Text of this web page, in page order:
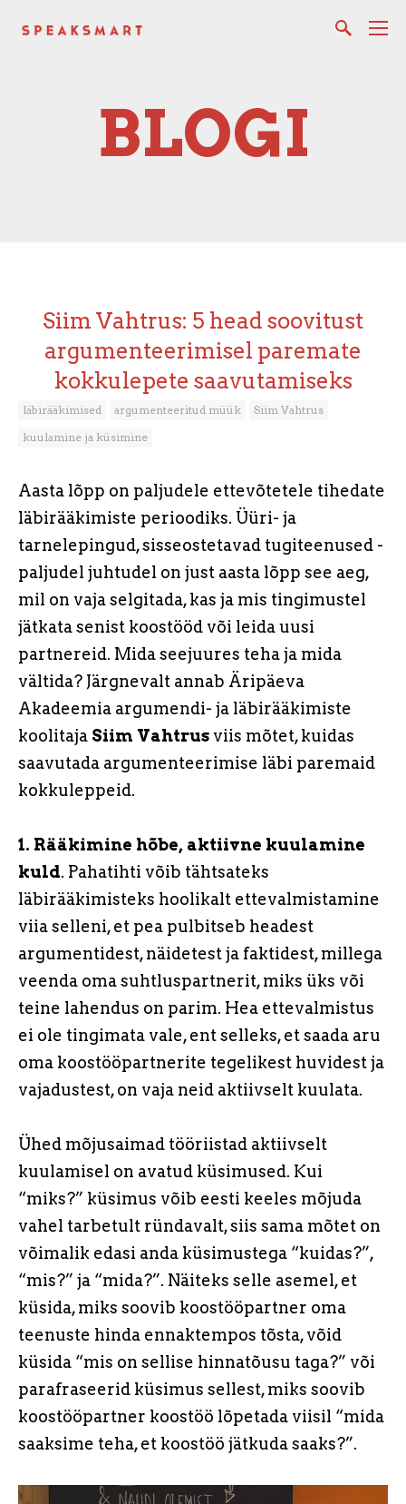
BLOGI
Siim Vahtrus: 5 head soovitust
argumenteerimisel paremate
kokkulepete saavutamiseks
läbirääkimised argumenteeritud müük
Siim Vahtrus
kuulamine ja küsimine
Aasta lõpp on paljudele ettevõtetele tihedate
läbirääkimiste perioodiks. Üüri- ja
tarnelepingud, sisseostetavad tugiteenused -
paljudel juhtudel on just aasta lõpp see aeg,
mil on vaja selgitada, kas ja mis tingimustel
jätkata senist koostööd või leida uusi
partnereid. Mida seejuures teha ja mida
vältida? Järgnevalt annab Äripäeva
Akadeemia argumendi- ja läbirääkimiste
koolitaja Siim Vahtrus viis mõtet, kuidas
saavutada argumenteerimise läbi paremaid
kokkuleppeid.
1. Rääkimine hõbe, aktiivne kuulamine
kuld. Pahatihti võib tähtsateks
läbirääkimisteks hoolikalt ettevalmistamine
viia selleni, et pea pulbitseb headest
argumentidest, näidetest ja faktidest, millega
veenda oma suhtluspartnerit, miks üks või
teine lahendus on parim. Hea ettevalmistus
ei ole tingimata vale, ent selleks, et saada aru
oma koostööpartnerite tegelikest huvidest ja
vajadustest, on vaja neid aktiivselt kuulata.
Ühed mõjusaimad tööriistad aktiivselt
kuulamisel on avatud küsimused. Kui
“miks?” küsimus võib eesti keeles mõjuda
vahel tarbetult ründavalt, siis sama mõtet on
võimalik edasi anda küsimustega “kuidas?”,
“mis?” ja “mida?”. Näiteks selle asemel, et
küsida, miks soovib koostööpartner oma
teenuste hinda ennaktempos tõsta, võid
küsida “mis on sellise hinnatõusu taga?” või
parafraseerid küsimus sellest, miks soovib
koostööpartner koostöö lõpetada viisil “mida
saaksime teha, et koostöö jätkuda saaks?”.